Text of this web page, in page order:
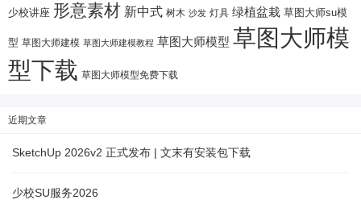
少校讲座 形意素材 新中式 树木 沙发 灯具 绿植盆栽 草图大师su模
型 草图大师建模 草图大师建模教程 草图大师模型 草图大师模
型下载 草图大师模型免费下载
近期文章
SketchUp 2026v2 正式发布 | 文末有安装包下载
少校SU服务2026